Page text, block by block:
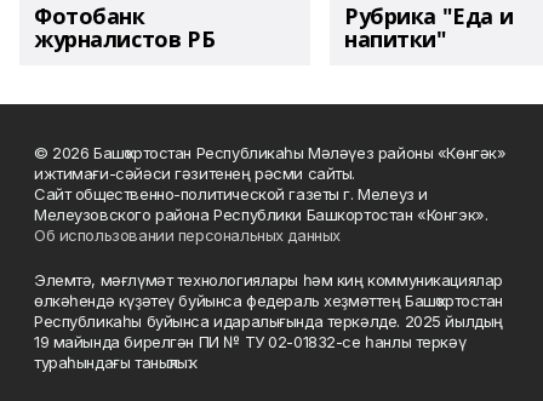
Фотобанк
журналистов РБ
Рубрика "Еда и
напитки"
© 2026 Башҡортостан Республикаһы Мәләүез районы «Көнгәк»
ижтимағи-сәйәси гәзитенең рәсми сайты.
Сайт общественно-политической газеты г. Мелеуз и
Мелеузовского района Республики Башкортостан «Конгэк».
Об использовании персональных данных
Элемтә, мәғлүмәт технологиялары һәм киң коммуникациялар
өлкәһендә күҙәтеү буйынса федераль хеҙмәттең Башҡортостан
Республикаһы буйынса идаралығында теркәлде. 2025 йылдың
19 майында бирелгән ПИ № ТУ 02-01832-се һанлы теркәү
тураһындағы таныҡлыҡ.